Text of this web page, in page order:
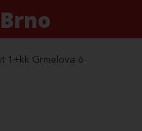
1+kk Grmelova 6